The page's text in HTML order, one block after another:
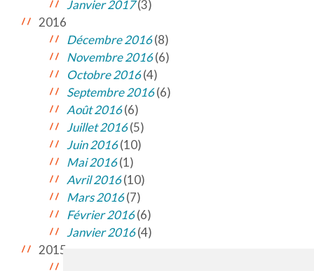
Janvier 2017(3)
2016
Décembre 2016(8)
Novembre 2016(6)
Octobre 2016(4)
Septembre 2016(6)
Août 2016(6)
Juillet 2016(5)
Juin 2016(10)
Mai 2016(1)
Avril 2016(10)
Mars 2016(7)
Février 2016(6)
Janvier 2016(4)
2015